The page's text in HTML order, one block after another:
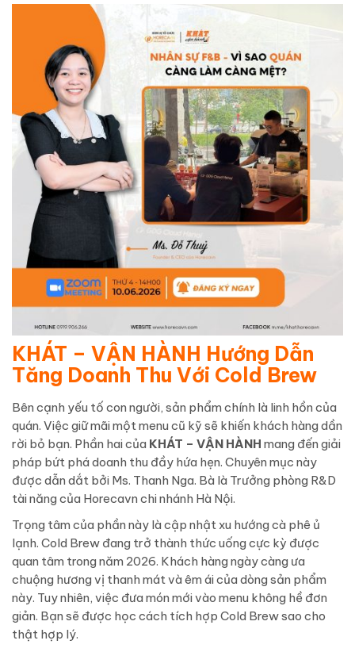
KHÁT – VẬN HÀNH Hướng Dẫn
Tăng Doanh Thu Với Cold Brew
Bên cạnh yếu tố con người, sản phẩm chính là linh hồn của
quán. Việc giữ mãi một menu cũ kỹ sẽ khiến khách hàng dần
rời bỏ bạn. Phần hai của KHÁT – VẬN HÀNH mang đến giải
pháp bứt phá doanh thu đầy hứa hẹn. Chuyên mục này
được dẫn dắt bởi Ms. Thanh Nga. Bà là Trưởng phòng R&D
tài năng của Horecavn chi nhánh Hà Nội.
Trọng tâm của phần này là cập nhật xu hướng cà phê ủ
lạnh. Cold Brew đang trở thành thức uống cực kỳ được
quan tâm trong năm 2026. Khách hàng ngày càng ưa
chuộng hương vị thanh mát và êm ái của dòng sản phẩm
này. Tuy nhiên, việc đưa món mới vào menu không hề đơn
giản. Bạn sẽ được học cách tích hợp Cold Brew sao cho
thật hợp lý.